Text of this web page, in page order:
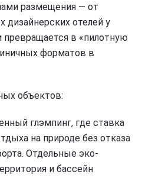
размещения — от
дизайнерских отелей у
превращается в «пилотную
форматов в
объектов:
глэмпинг, где ставка
на природе без отказа
Отдельные эко-
и бассейн